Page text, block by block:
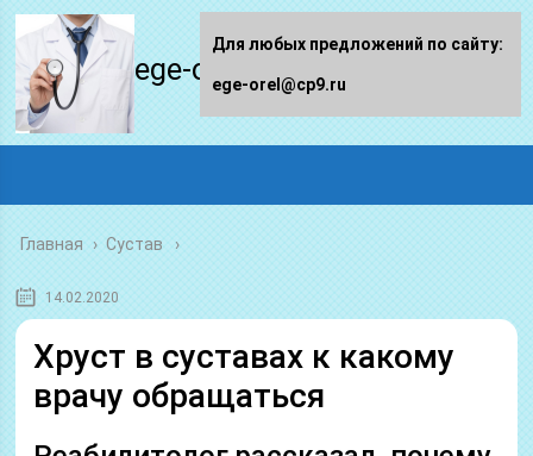
ege-orel.ru
Главная › Сустав
14.02.2020
Хруст в суставах к какому
врачу обращаться
Для любых предложений по сайту:
ege-orel@cp9.ru